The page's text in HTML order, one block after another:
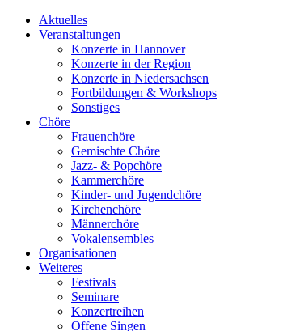
Aktuelles
Veranstaltungen
Konzerte in Hannover
Konzerte in der Region
Konzerte in Niedersachsen
Fortbildungen & Workshops
Sonstiges
Chöre
Frauenchöre
Gemischte Chöre
Jazz- & Popchöre
Kammerchöre
Kinder- und Jugendchöre
Kirchenchöre
Männerchöre
Vokalensembles
Organisationen
Weiteres
Festivals
Seminare
Konzertreihen
Offene Singen